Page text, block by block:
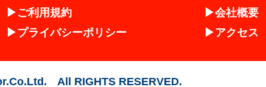
ご利用規約
プライバシーポリシー
会社概要
アクセス
All RIGHTS RESERVED.